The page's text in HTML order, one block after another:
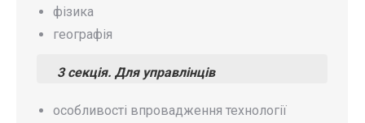
фізика
географія
3 секція. Для управлінців
особливості впровадження технології